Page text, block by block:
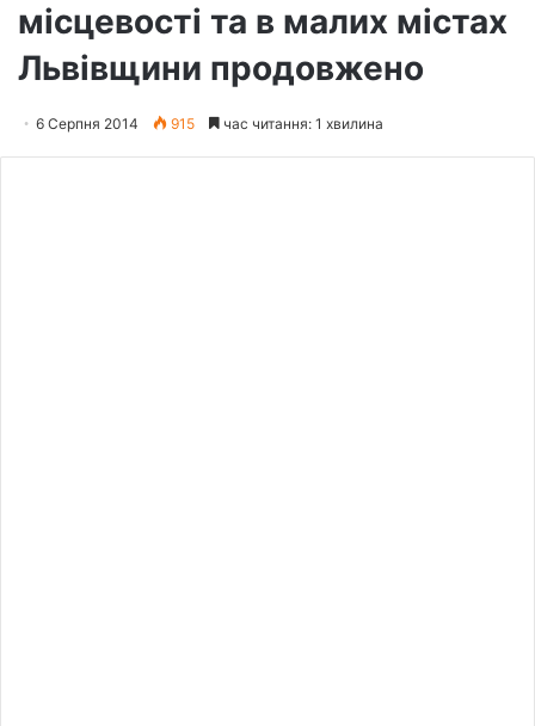
місцевості та в малих містах
Львівщини продовжено
6 Серпня 2014 915 час читання: 1 хвилина